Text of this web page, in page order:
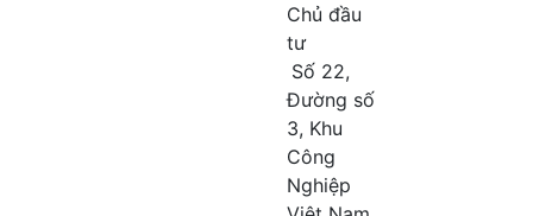
Chủ đầu
tư
Số 22,
Đường số
3, Khu
Công
Nghiệp